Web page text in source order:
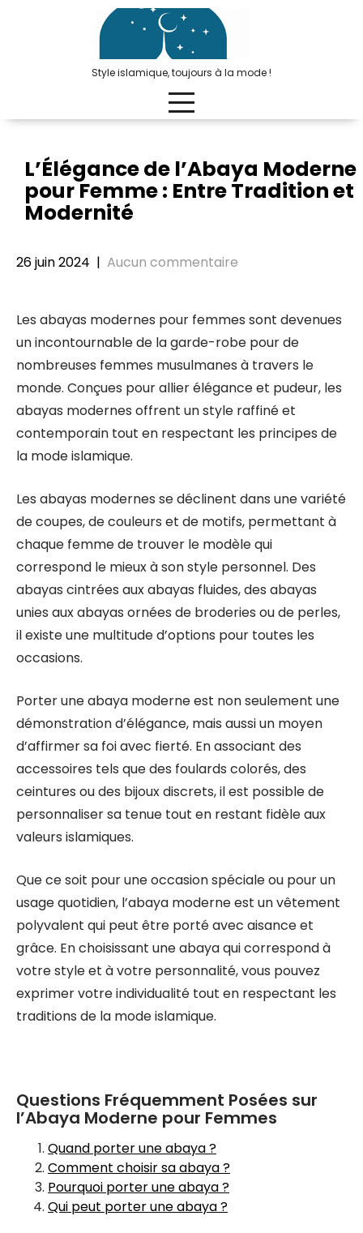
Style islamique, toujours à la mode !
L’Élégance de l’Abaya Moderne
pour Femme : Entre Tradition et
Modernité
26 juin 2024 | Aucun commentaire
Les abayas modernes pour femmes sont devenues
un incontournable de la garde-robe pour de
nombreuses femmes musulmanes à travers le
monde. Conçues pour allier élégance et pudeur, les
abayas modernes offrent un style raffiné et
contemporain tout en respectant les principes de
la mode islamique.
Les abayas modernes se déclinent dans une variété
de coupes, de couleurs et de motifs, permettant à
chaque femme de trouver le modèle qui
correspond le mieux à son style personnel. Des
abayas cintrées aux abayas fluides, des abayas
unies aux abayas ornées de broderies ou de perles,
il existe une multitude d’options pour toutes les
occasions.
Porter une abaya moderne est non seulement une
démonstration d’élégance, mais aussi un moyen
d’affirmer sa foi avec fierté. En associant des
accessoires tels que des foulards colorés, des
ceintures ou des bijoux discrets, il est possible de
personnaliser sa tenue tout en restant fidèle aux
valeurs islamiques.
Que ce soit pour une occasion spéciale ou pour un
usage quotidien, l’abaya moderne est un vêtement
polyvalent qui peut être porté avec aisance et
grâce. En choisissant une abaya qui correspond à
votre style et à votre personnalité, vous pouvez
exprimer votre individualité tout en respectant les
traditions de la mode islamique.
Questions Fréquemment Posées sur
l’Abaya Moderne pour Femmes
Quand porter une abaya ?
Comment choisir sa abaya ?
Pourquoi porter une abaya ?
Qui peut porter une abaya ?